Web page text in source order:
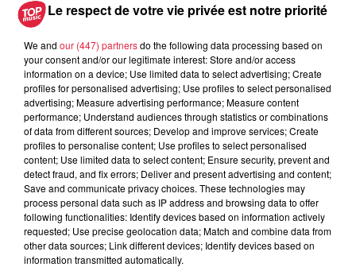
6 août 2026
robinets
6 août 2026
Tags antisémites à Strasbourg :
Catherine Trautmann réagit
6 août 2026
Au zoo de Mulhouse : rencontre
avec les flamants rouges
Le respect de votre vie privée est notre priorité
We and our (447) partnersdo the following data processing based on
your consent and/or our legitimate interest: Store and/or access
information on a device; Use limited data to select advertising; Create
profiles for personalised advertising; Use profiles to select personalised
advertising; Measure advertising performance; Measure content
performance; Understand audiences through statistics or combinations
of data from different sources; Develop and improve services; Create
profiles to personalise content; Use profiles to select personalised
content; Use limited data to select content; Ensure security, prevent and
detect fraud, and fix errors; Deliver and present advertising and content;
Save and communicate privacy choices. These technologies may
process personal data such as IP address and browsing data to offer
following functionalities: Identify devices based on information actively
requested; Use precise geolocation data; Match and combine data from
other data sources; Link different devices; Identify devices based on
information transmitted automatically.